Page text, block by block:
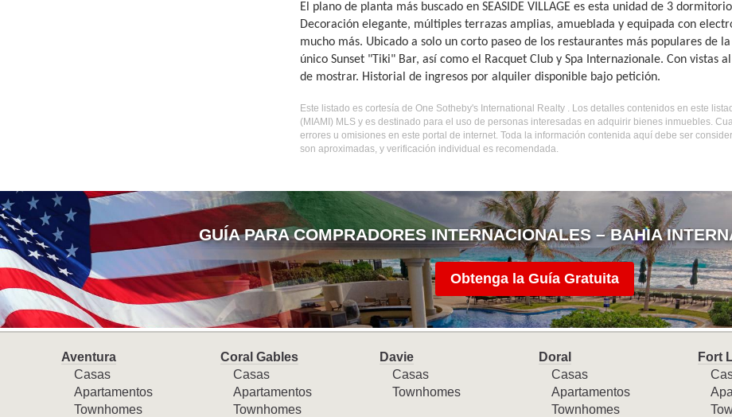
El plano de planta más buscado en SEASIDE VILLAGE es esta unidad de 3
Decoración elegante, múltiples terrazas amplias, amueblada y equipada con
mucho más. Ubicado a solo un corto paseo de los restaurantes más populares de
único Sunset "Tiki" Bar, así como el Racquet Club y Spa Internazionale. Con vistas
de mostrar. Historial de ingresos por alquiler disponible bajo petición.
Este listado es cortesía de One Sotheby's International Realty . Los detalles contenidos en este
(MIAMI) MLS y es destinado para el uso de personas interesadas en adquirir bienes inmuebles.
errores u omisiones en este portal de internet. Toda la información contenida aquí debe ser
son aproximadas, y verificación individual es recomendada.
GUÍA PARA COMPRADORES INTERNACIONALES – BAHIA
Obtenga la Guía Gratuita
Aventura
Casas
Apartamentos
Townhomes
Coral Gables
Casas
Apartamentos
Townhomes
Davie
Casas
Townhomes
Doral
Casas
Apartamentos
Townhomes
Fort